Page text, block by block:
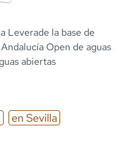
Leverade la base de
Open de aguas
abiertas
en Sevilla